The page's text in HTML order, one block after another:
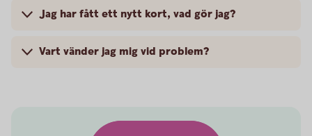
Jag har fått ett nytt kort, vad gör jag?
Vart vänder jag mig vid problem?